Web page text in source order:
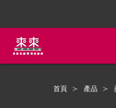
首頁 產品